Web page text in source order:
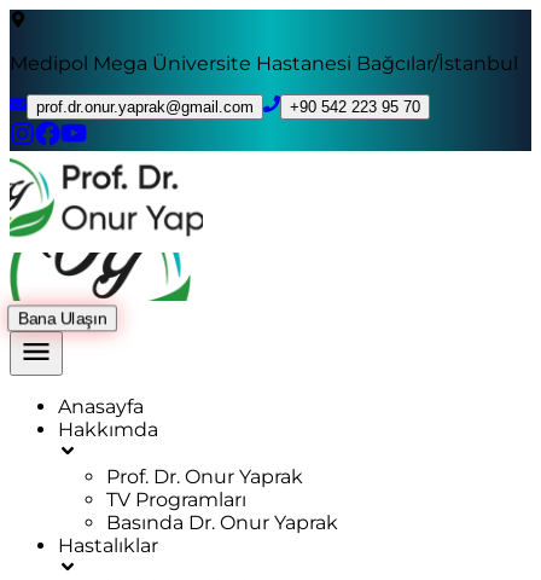
Medipol Mega Üniversite Hastanesi Bağcılar/İstanbul
prof.dr.onur.yaprak@gmail.com +90 542 223 95 70
Bana Ulaşın
Anasayfa
Hakkımda
Prof. Dr. Onur Yaprak
TV Programları
Basında Dr. Onur Yaprak
Hastalıklar